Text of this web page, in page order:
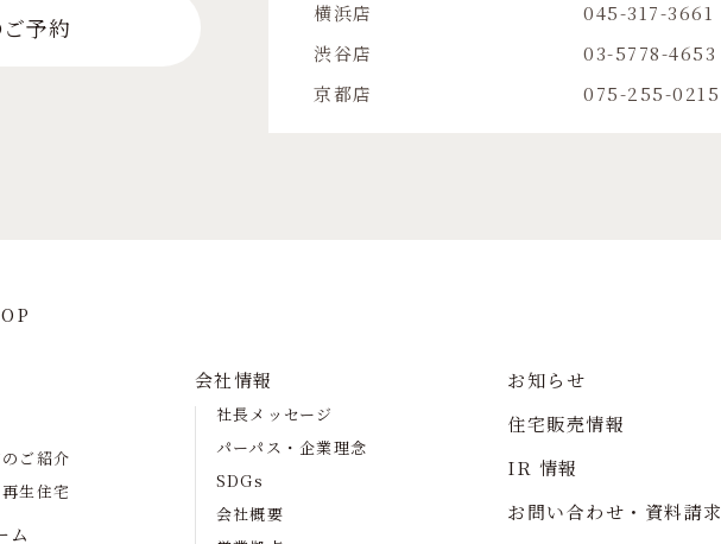
予約
横浜店
045-317-3661
渋谷店
03-5778-4653
京都店
075-255-0215
ご紹介
生住宅
ム
会社情報
社長メッセージ
パーパス・企業理念
SDGs
会社概要
お知らせ
住宅販売情報
IR 情報
お問い合わせ・資料請求